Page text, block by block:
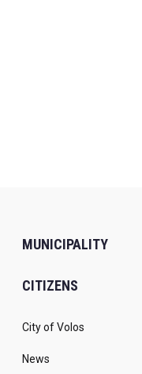
MUNICIPALITY
CITIZENS
City of Volos
News